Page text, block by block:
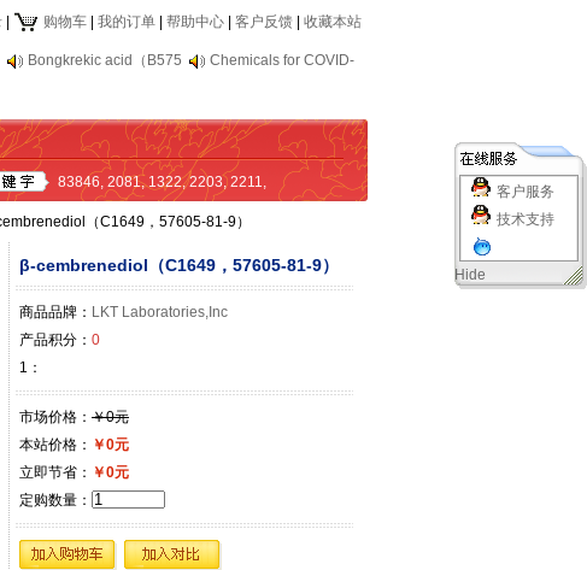
购物车 我的订单 帮助中心 客户反馈 收藏本站
Bongkrekic acid（B575 Chemicals for COVID-
83846, 2081,1322,2203,2211,
客户服务
技术支持
Hide
（C1649，57605-81-9）
β-cembrenediol（C1649，57605-81-9）
商品品牌： LKT Laboratories,Inc
产品积分： 0
1：
市场价格： ￥0元
本站价格： ￥0元
立即节省： ￥0元
定购数量：